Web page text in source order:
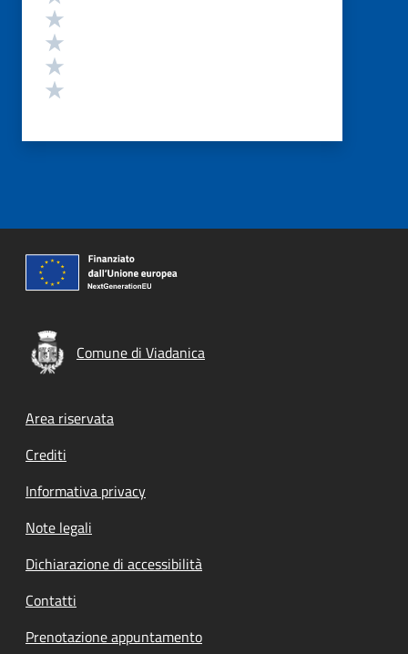
Comune di Viadanica
Footer menu
Area riservata
Crediti
Informativa privacy
Note legali
Dichiarazione di accessibilità
Contatti
Prenotazione appuntamento